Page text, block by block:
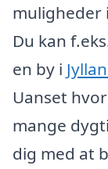
muligheder
Du kan
en by i
Uanset
mange
dig med at